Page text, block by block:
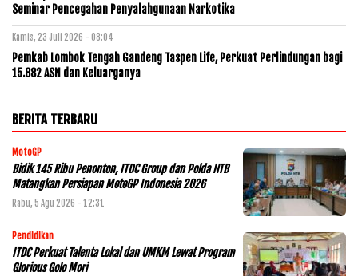
Seminar Pencegahan Penyalahgunaan Narkotika
Kamis, 23 Juli 2026 - 08:04
Pemkab Lombok Tengah Gandeng Taspen Life, Perkuat Perlindungan bagi
15.882 ASN dan Keluarganya
BERITA TERBARU
MotoGP
Bidik 145 Ribu Penonton, ITDC Group dan Polda NTB
Matangkan Persiapan MotoGP Indonesia 2026
Rabu, 5 Agu 2026 - 12:31
Pendidikan
ITDC Perkuat Talenta Lokal dan UMKM Lewat Program
Glorious Golo Mori